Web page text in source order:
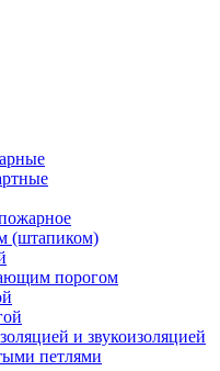
(штапиком)
порогом
и звукоизоляцией
петлями